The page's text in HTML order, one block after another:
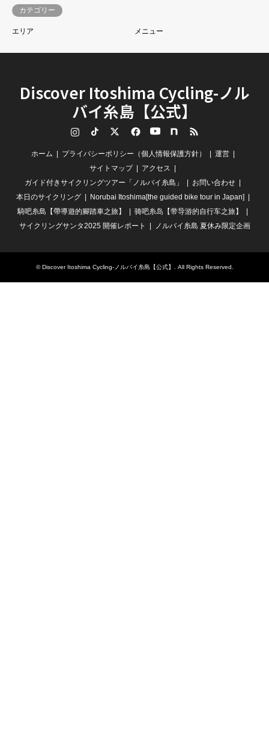
カテゴリー
エリア メニュー
Discover Itoshima Cycling-ノル
バイ糸島【公式】
FacebookYouTube note RSS
ホーム プライバシーポリシー（個人情報保護方針）
運営
サイトマップ
アクセス
ガイド付きサイクリングツアー「ノルバイ糸島」
お問い合わせ
本日のサイクリング
Norubai Itoshima[the guided bike tour in Japan]
騎吧糸島【帶導遊的腳踏車之旅】
骑吧糸岛【带导游的自行车之旅】
サイクリングサンタ2025 開催レポート
ノルバイ糸島 夏休み限定企画
© Discover Itoshima Cycling-ノルバイ糸島【公式】 . All Rights Reserved.